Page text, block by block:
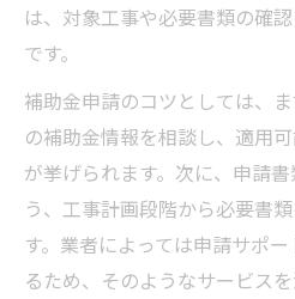
は、対象工事や必要書類の確
です。
補助金申請のコツとしては、
の補助金情報を相談し、適用
が挙げられます。次に、申請
う、工事計画段階から必要書
す。業者によっては申請サポ
るため、そのようなサービス